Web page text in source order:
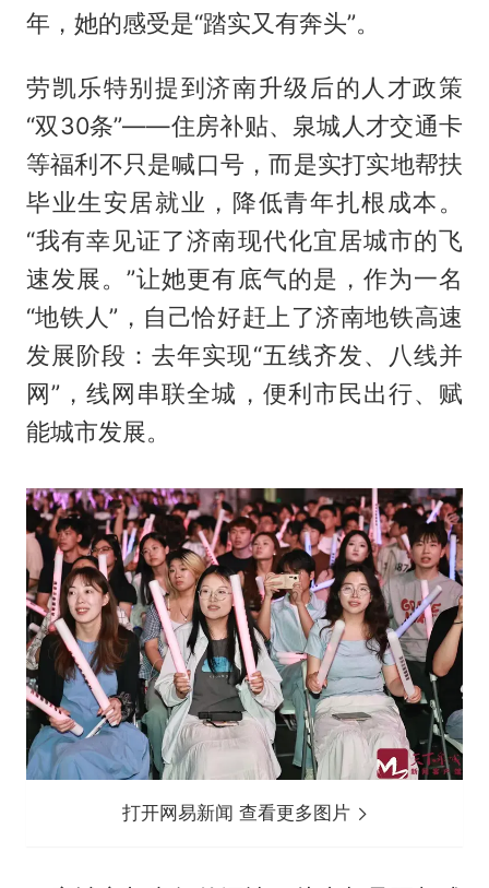
年，她的感受是“踏实又有奔头”。
劳凯乐特别提到济南升级后的人才政策
“双30条”——住房补贴、泉城人才交通卡
等福利不只是喊口号，而是实打实地帮扶
毕业生安居就业，降低青年扎根成本。
“我有幸见证了济南现代化宜居城市的飞
速发展。”让她更有底气的是，作为一名
“地铁人”，自己恰好赶上了济南地铁高速
发展阶段：去年实现“五线齐发、八线并
网”，线网串联全城，便利市民出行、赋
能城市发展。
打开网易新闻 查看更多图片